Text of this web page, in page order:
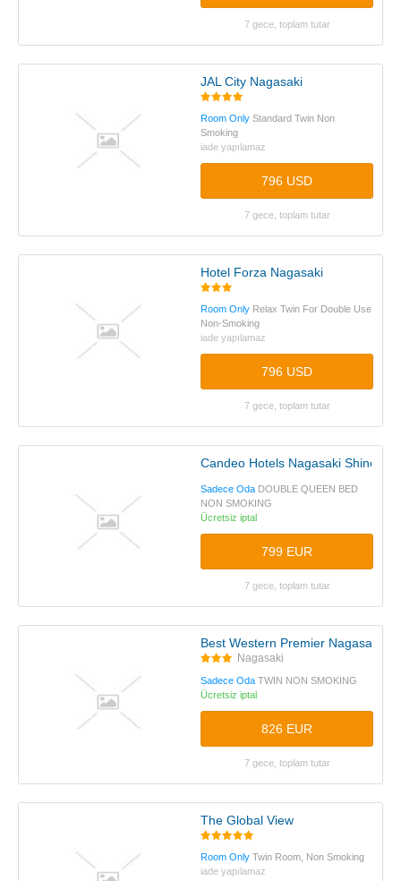
7 gece, toplam tutar
JAL City Nagasaki
Room Only Standard Twin Non
Smoking
iade yapılamaz
796 USD
7 gece, toplam tutar
Hotel Forza Nagasaki
Room Only Relax Twin For Double Use
Non-Smoking
iade yapılamaz
796 USD
7 gece, toplam tutar
Candeo Hotels Nagasaki Shinchi
Sadece Oda DOUBLE QUEEN BED
NON SMOKING
Ücretsiz iptal
799 EUR
7 gece, toplam tutar
Best Western Premier Nagasaki
Nagasaki
Sadece Oda TWIN NON SMOKING
Ücretsiz iptal
826 EUR
7 gece, toplam tutar
The Global View
Room Only Twin Room, Non Smoking
iade yapılamaz